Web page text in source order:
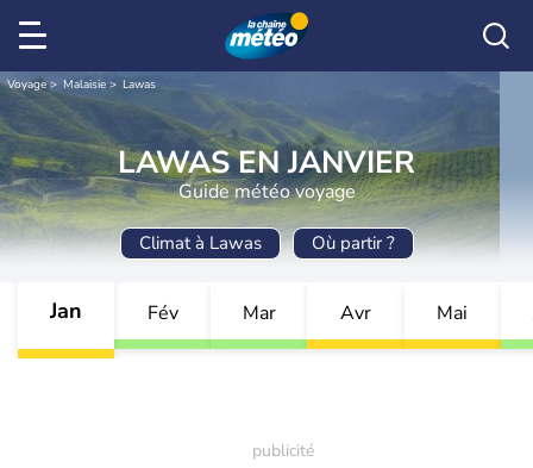
Voyage Malaisie Lawas
LAWAS EN JANVIER
Guide météo voyage
Climat à Lawas Où partir ?
Jan Fév Mar Avr Mai